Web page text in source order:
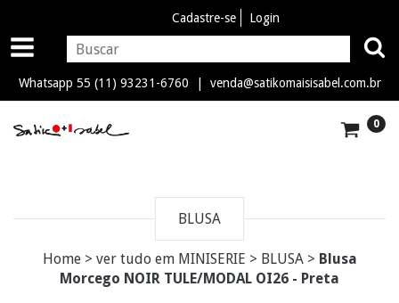
Cadastre-se Login
Whatsapp 55 (11) 93231-6760 | venda@satikomaisisabel.com.br
0
BLUSA
Home > ver tudo em MINISERIE > BLUSA > Blusa
Morcego NOIR TULE/MODAL OI26 - Preta